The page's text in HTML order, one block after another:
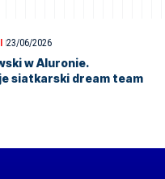
23/06/2026
w Aluronie.
siatkarski dream team